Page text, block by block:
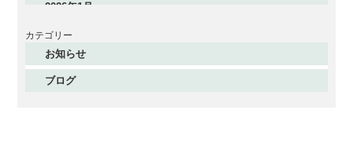
2026年1月
2025年12月
2025年11月
2025年10月
カテゴリー
お知らせ
ブログ